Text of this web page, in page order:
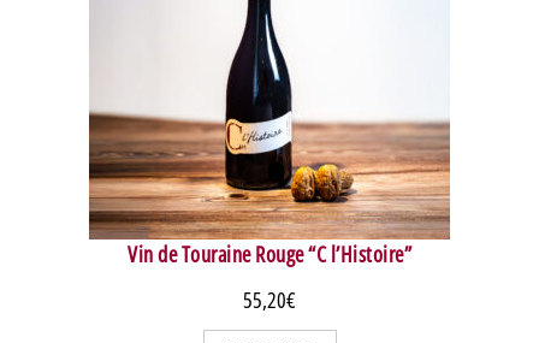
Vin de Touraine Rouge “C l’Histoire”
55,20€